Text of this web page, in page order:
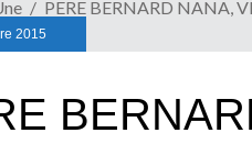
PERE BERNARD NANA,
2015